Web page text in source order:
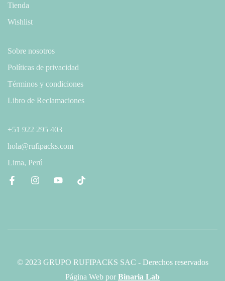
Tienda
Wishlist
Sobre nosotros
Políticas de privacidad
Términos y condiciones
Libro de Reclamaciones
+51 922 295 403
hola@rufipacks.com
Lima, Perú
© 2023 GRUPO RUFIPACKS SAC - Derechos reservados
Página Web por Binaria Lab